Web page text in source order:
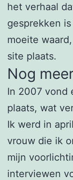
het verhaal
gesprekken
moeite
site plaats.
Nog
In 2007 vond
plaats, wat
Ik werd in
vrouw die ik
mijn
interviewen